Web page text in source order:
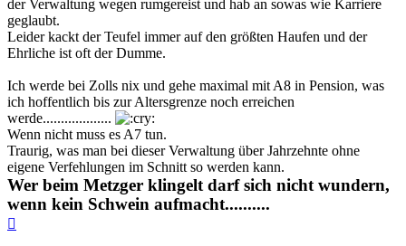
der Verwaltung wegen rumgereist und hab an sowas wie Karriere
geglaubt.
Leider kackt der Teufel immer auf den größten Haufen und der
Ehrliche ist oft der Dumme.
Ich werde bei Zolls nix und gehe maximal mit A8 in Pension, was
ich hoffentlich bis zur Altersgrenze noch erreichen
werde...................
Wenn nicht muss es A7 tun.
Traurig, was man bei dieser Verwaltung über Jahrzehnte ohne
eigene Verfehlungen im Schnitt so werden kann.
Wer beim Metzger klingelt darf sich nicht wundern,
wenn kein Schwein aufmacht..........